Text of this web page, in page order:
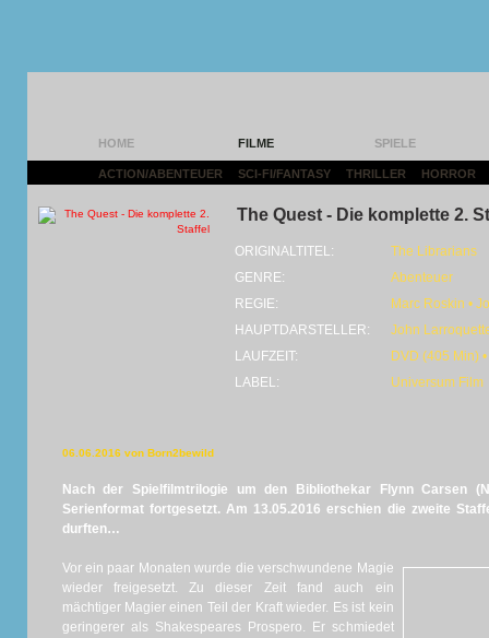
HOME FILME SPIELE
ACTION/ABENTEUER SCI-FI/FANTASY THRILLER HORROR
The Quest - Die komplette 2.
ORIGINALTITEL:
The Librarians
GENRE:
Abenteuer
REGIE:
Marc Roskin •
HAUPTDARSTELLER:
John
LAUFZEIT:
DVD (405 Min)
LABEL:
Universum Film
06.06.2016 von Born2bewild
Nach der Spielfilmtrilogie um den Bibliothekar Flynn Carsen
Serienformat fortgesetzt. Am 13.05.2016 erschien die zweite
durften…
Vor ein paar Monaten wurde die verschwundene Magie
wieder freigesetzt. Zu dieser Zeit fand auch ein
mächtiger Magier einen Teil der Kraft wieder. Es ist kein
geringerer als Shakespeares Prospero. Er schmiedet